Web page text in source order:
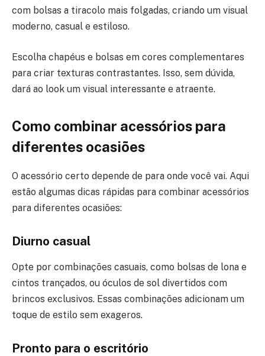
com bolsas a tiracolo mais folgadas, criando um visual
moderno, casual e estiloso.
Escolha chapéus e bolsas em cores complementares
para criar texturas contrastantes. Isso, sem dúvida,
dará ao look um visual interessante e atraente.
Como combinar acessórios para
diferentes ocasiões
O acessório certo depende de para onde você vai. Aqui
estão algumas dicas rápidas para combinar acessórios
para diferentes ocasiões:
Diurno casual
Opte por combinações casuais, como bolsas de lona e
cintos trançados, ou óculos de sol divertidos com
brincos exclusivos. Essas combinações adicionam um
toque de estilo sem exageros.
Pronto para o escritório